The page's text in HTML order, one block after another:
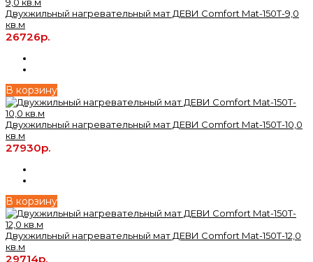
Двухжильный нагревательный мат ДЕВИ Comfort Mat-150T-9,0
кв.м
26726р.
В корзину
Двухжильный нагревательный мат ДЕВИ Comfort Mat-150T-10,0
кв.м
27930р.
В корзину
Двухжильный нагревательный мат ДЕВИ Comfort Mat-150T-12,0
кв.м
29714р.